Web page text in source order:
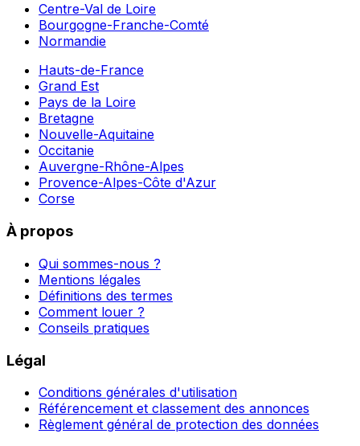
Centre-Val de Loire
Bourgogne-Franche-Comté
Normandie
Hauts-de-France
Grand Est
Pays de la Loire
Bretagne
Nouvelle-Aquitaine
Occitanie
Auvergne-Rhône-Alpes
Provence-Alpes-Côte d'Azur
Corse
À propos
Qui sommes-nous ?
Mentions légales
Définitions des termes
Comment louer ?
Conseils pratiques
Légal
Conditions générales d'utilisation
Référencement et classement des annonces
Règlement général de protection des données